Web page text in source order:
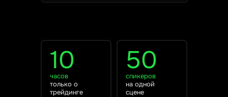
Стать партнером50
спикеров
на одной
сцене
10
часов
только о
трейдинге